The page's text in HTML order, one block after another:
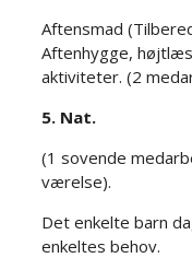
Aftensmad
Aftenhygge,
aktiviteter. (2
5. Nat.​
(1 sovende
værelse).​​
Det enkelte barn
enkeltes behov.​​